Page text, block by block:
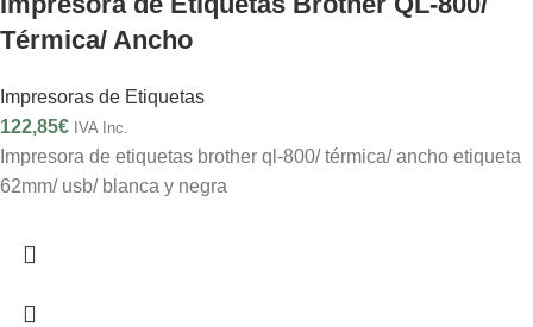
Térmica/ Ancho
Impresoras de Etiquetas
122,85€ IVA Inc.
Impresora de etiquetas brother ql-800/ térmica/ ancho etiqueta
62mm/ usb/ blanca y negra